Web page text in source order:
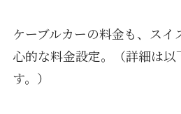
ケーブルカーの料金も、ス
心的な料金設定。（詳細は以
す。）